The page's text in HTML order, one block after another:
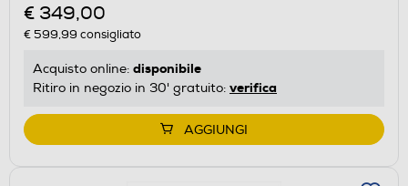
€ 349,00
€ 599,99 consigliato
Acquisto online: disponibile
Ritiro in negozio in 30' gratuito: verifica
AGGIUNGI